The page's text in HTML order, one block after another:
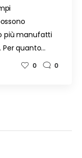
più manufatti
quanto…
0 0